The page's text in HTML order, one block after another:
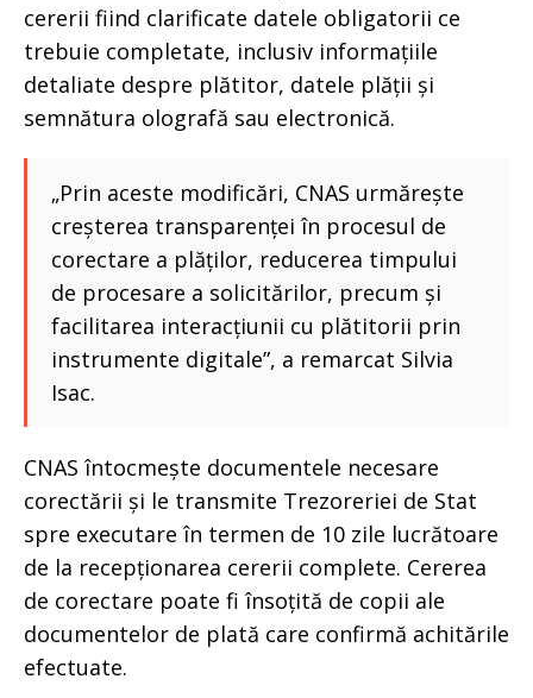
cererii fiind clarificate datele obligatorii ce
trebuie completate, inclusiv informațiile
detaliate despre plătitor, datele plății și
semnătura olografă sau electronică.
„Prin aceste modificări, CNAS urmărește
creșterea transparenței în procesul de
corectare a plăților, reducerea timpului
de procesare a solicitărilor, precum și
facilitarea interacțiunii cu plătitorii prin
instrumente digitale”, a remarcat Silvia
Isac.
CNAS întocmește documentele necesare
corectării și le transmite Trezoreriei de Stat
spre executare în termen de 10 zile lucrătoare
de la recepționarea cererii complete. Cererea
de corectare poate fi însoțită de copii ale
documentelor de plată care confirmă achitările
efectuate.